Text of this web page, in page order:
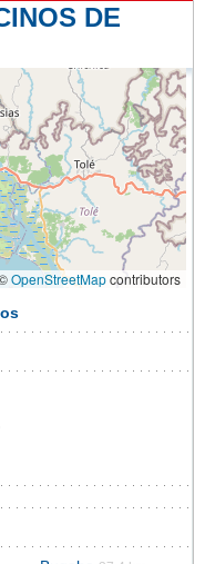
DE
OpenStreetMapcontributors